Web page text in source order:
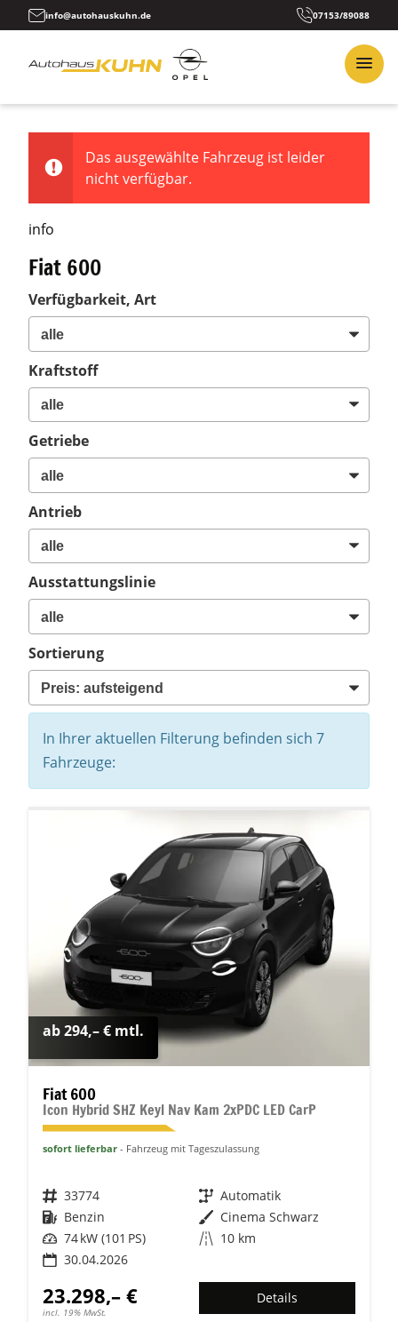
info@autohauskuhn.de 07153/89088
Das ausgewählte Fahrzeug ist leider
nicht verfügbar.
info
Fiat 600
Verfügbarkeit, Art
Kraftstoff
Getriebe
Antrieb
Ausstattungslinie
Sortierung
In Ihrer aktuellen Filterung befinden sich 7
Fahrzeuge:
ab 294,– € mtl.
Fiat 600
Icon Hybrid SHZ Keyl Nav Kam 2xPDC LED CarP
sofort lieferbar Fahrzeug mit Tageszulassung
Fahrzeugnr. 33774 Getriebe Automatik
Kraftstoff Benzin Außenfarbe Cinema Schwarz
Leistung 74 kW (101 PS) Kilometerstand 10 km
30.04.2026
23.298,– €
incl. 19% MwSt.
Details